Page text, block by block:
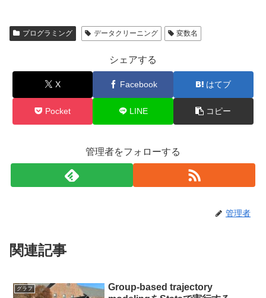
c
e
o
o
k
tt
er
ail e
er
n
ot
e
プログラミング データクリーニング 変数名
シェアする
X Facebook はてブ
Pocket LINE コピー
管理者をフォローする
管理者
関連記事
グラフ
Group-based trajectory